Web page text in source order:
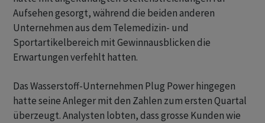
Aufsehen gesorgt, während die beiden anderen
Unternehmen aus dem Telemedizin- und
Sportartikelbereich mit Gewinnausblicken die
Erwartungen verfehlt hatten.
Das Wasserstoff-Unternehmen Plug Power hingegen
hatte seine Anleger mit den Zahlen zum ersten Quartal
überzeugt. Analysten lobten, dass grosse Kunden wie